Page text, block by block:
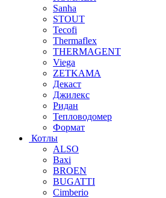
Sanha
STOUT
Tecofi
Thermaflex
THERMAGENT
Viega
ZETKAMA
Декаст
Джилекс
Ридан
Тепловодомер
Формат
Котлы
ALSO
Baxi
BROEN
BUGATTI
Cimberio